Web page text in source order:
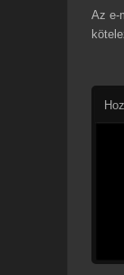
Az e-